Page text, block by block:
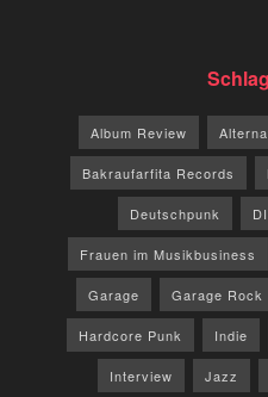
Album Review
Bakraufarfita Records
Deutschpunk
Frauen im Musikbusiness
Garage Garage Rock
Hardcore Punk Indie
Interview Jazz